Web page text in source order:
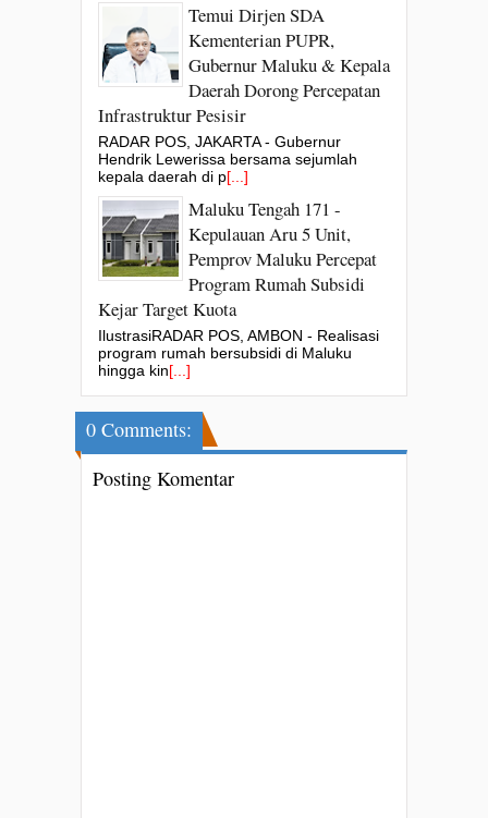
Temui Dirjen SDA
Kementerian PUPR,
Gubernur Maluku & Kepala
Daerah Dorong Percepatan
Infrastruktur Pesisir
RADAR POS, JAKARTA - Gubernur
Hendrik Lewerissa bersama sejumlah
kepala daerah di p[...]
Maluku Tengah 171 -
Kepulauan Aru 5 Unit,
Pemprov Maluku Percepat
Program Rumah Subsidi
Kejar Target Kuota
IlustrasiRADAR POS, AMBON - Realisasi
program rumah bersubsidi di Maluku
hingga kin[...]
0 Comments:
Posting Komentar